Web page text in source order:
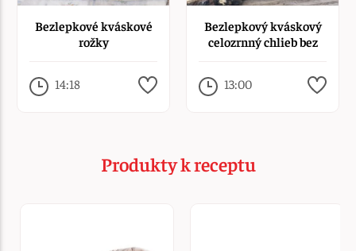
Bezlepkové kváskové
rožky
14:18
Bezlepkový kváskový
celozrnný chlieb bez
13:00
Produkty k receptu